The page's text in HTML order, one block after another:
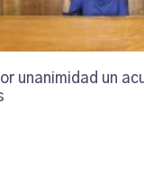
unanimidad un